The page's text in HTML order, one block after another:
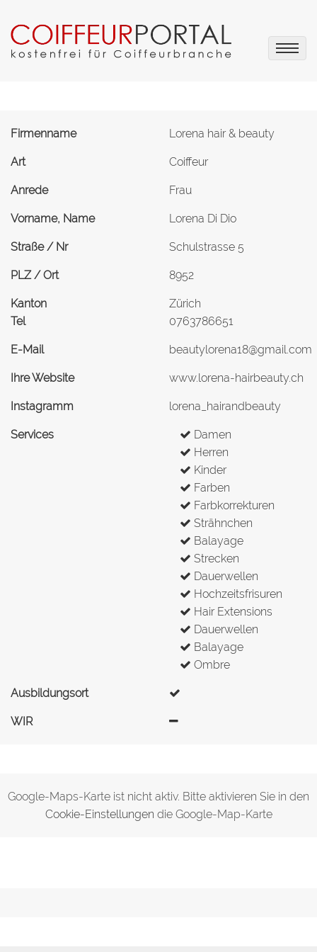
Firmenname Lorena hair & beauty
Art Coiffeur
Anrede Frau
Vorname, Name Lorena Di Dio
Straße / Nr Schulstrasse 5
PLZ / Ort 8952
Kanton
Zürich
Tel
0763786651
E-Mail beautylorena18@gmail.com
Ihre Website www.lorena-hairbeauty.ch
Instagramm lorena_hairandbeauty
Services
Damen
Herren
Kinder
Farben
Farbkorrekturen
Strähnchen
Balayage
Strecken
Dauerwellen
Hochzeitsfrisuren
Hair Extensions
Dauerwellen
Balayage
Ombre
Ausbildungsort
WIR
Google-Maps-Karte ist nicht aktiv. Bitte aktivieren Sie in den
Cookie-Einstellungen die Google-Map-Karte